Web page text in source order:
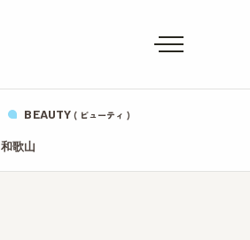
BEAUTY ( ビューティ )
和歌山